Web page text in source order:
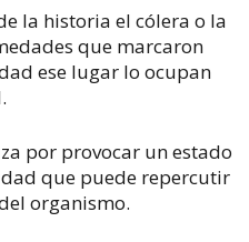
la historia el cólera o la
que marcaron
ese lugar lo ocupan
por provocar un estado
que puede repercutir
organismo.